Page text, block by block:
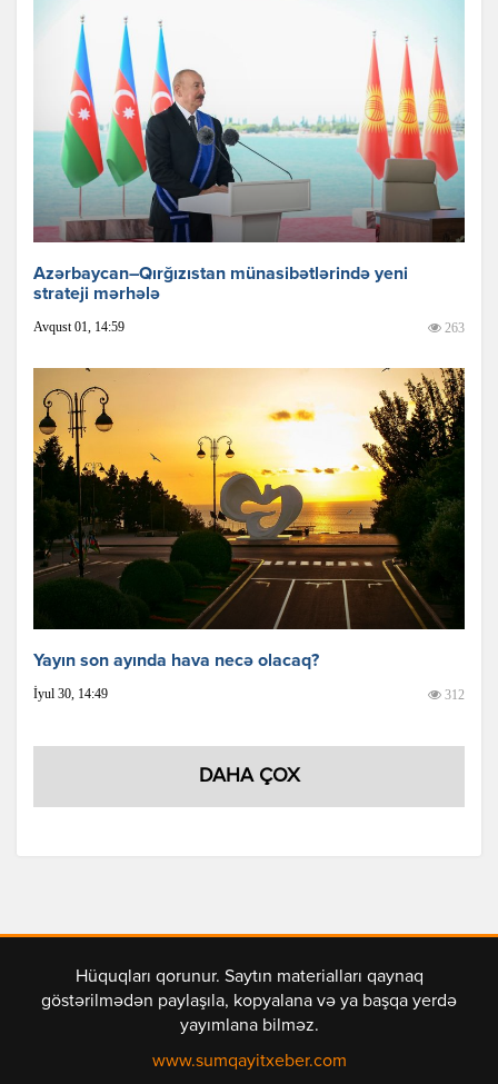
Azərbaycan–Qırğızıstan münasibətlərində yeni
strateji mərhələ
Avqust 01, 14:59 263
Yayın son ayında hava necə olacaq?
İyul 30, 14:49 312
DAHA ÇOX
Hüquqları qorunur. Saytın materialları qaynaq
göstərilmədən paylaşıla, kopyalana və ya başqa yerdə
yayımlana bilməz.
www.sumqayitxeber.com